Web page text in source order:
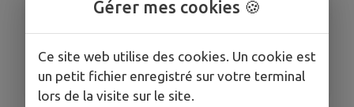
HORAIRES
TARIFS
Gratuit
Gérer mes cookies 🍪
Ce site web utilise des cookies. Un cookie est
un petit fichier enregistré sur votre terminal
lors de la visite sur le site.